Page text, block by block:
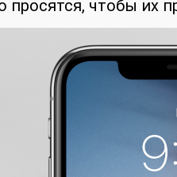
просятся, чтобы их